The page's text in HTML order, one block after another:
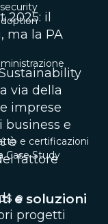
e certificazioni
Case Study
e soluzioni
2025: il
ma la PA
via della
imprese
e
è
fattore
e
progetti